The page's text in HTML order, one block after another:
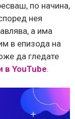
по начина,
нея
а има
в епизода на
да гледате
в YouTube.